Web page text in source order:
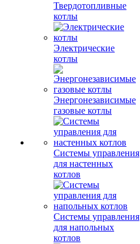
Твердотопливные
котлы
Электрические
котлы
Энергонезависимые
газовые котлы
Системы управления
для настенных
котлов
Системы управления
для напольных
котлов